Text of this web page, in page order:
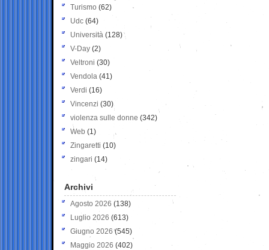
Turismo (62)
Udc (64)
Università (128)
V-Day (2)
Veltroni (30)
Vendola (41)
Verdi (16)
Vincenzi (30)
violenza sulle donne (342)
Web (1)
Zingaretti (10)
zingari (14)
Archivi
Agosto 2026 (138)
Luglio 2026 (613)
Giugno 2026 (545)
Maggio 2026 (402)